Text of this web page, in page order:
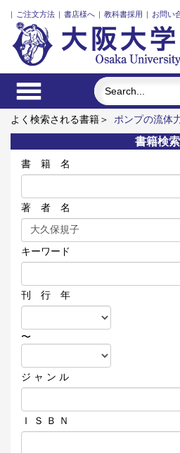
| ご注文方法 | 書店様へ | 教科書採用 | お問い
よく検索される書籍＞
ポンプの流体
要素材料・水素貯蔵材料の知的設計
諸系譜
インドネシア上演芸術の世界
子ビーム
食べる
書籍検索
書 籍 名
著 者 名
キーワード
刊 行 年
〜
ジ ャ ン ル
Ｉ Ｓ Ｂ Ｎ